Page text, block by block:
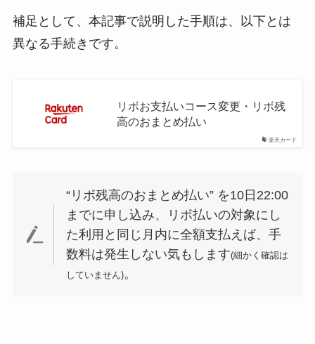
補足として、本記事で説明した手順は、以下とは
異なる手続きです。
楽天カード
リボお支払いコース変更・リボ残
高のおまとめ払い
“リボ残高のおまとめ払い” を10日22:00
までに申し込み、リボ払いの対象にし
た利用と同じ月内に全額支払えば、手
数料は発生しない気もします(細かく確認は
していません)。